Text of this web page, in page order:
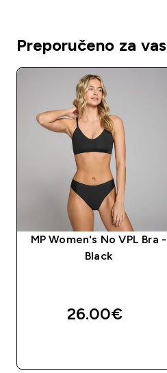
Preporučeno za vas
MP Women's No VPL Bra -
Black
26.00€‎